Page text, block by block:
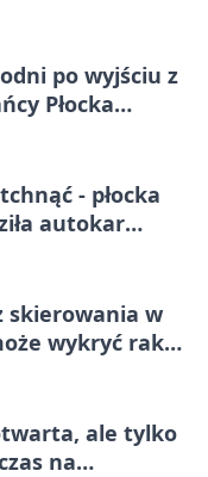
przerwą
po wyjściu z
Płocka
- płocka
autokar
skierowania w
wykryć raka,
ale tylko
na